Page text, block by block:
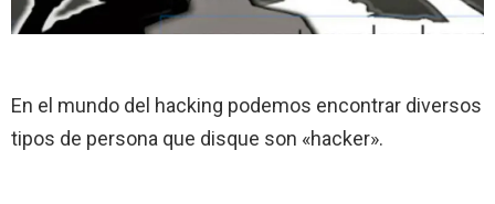
En el mundo del hacking podemos encontrar diversos
tipos de persona que disque son «hacker».